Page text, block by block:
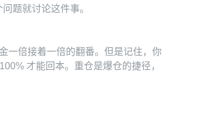
题就讨论这件事。
一倍接着一倍的翻番。但是记住，你
才能回本。重仓是爆仓的捷径，